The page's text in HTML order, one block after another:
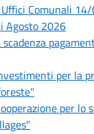
Comunali
Agosto 2026
per la
per lo